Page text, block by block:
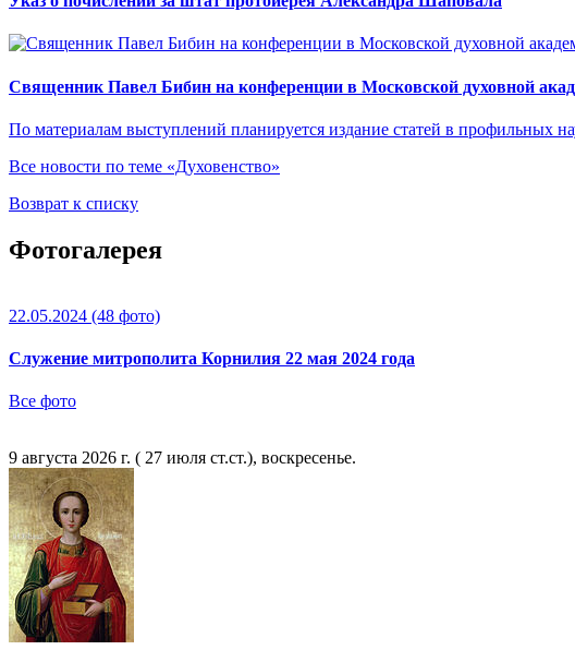
Священник Павел Бибин на конференции в Московской духовной
По материалам выступлений планируется издание статей в профильных
Все новости по теме «Духовенство»
Возврат к списку
Фотогалерея
22.05.2024 (48 фото)
Служение митрополита Корнилия 22 мая 2024 года
Все фото
9 августа 2026 г. ( 27 июля ст.ст.), воскресенье.